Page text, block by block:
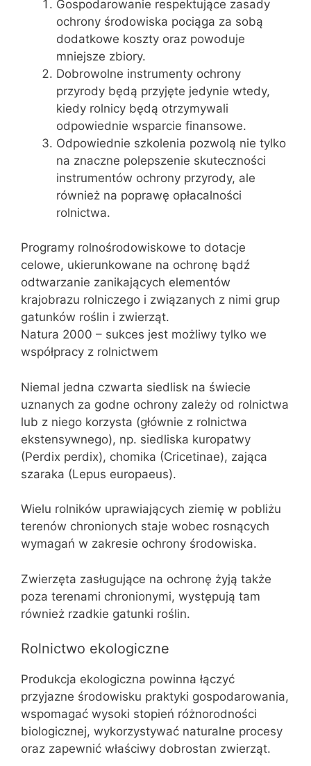
Gospodarowanie respektujące zasady
ochrony środowiska pociąga za sobą
dodatkowe koszty oraz powoduje
mniejsze zbiory.
Dobrowolne instrumenty ochrony
przyrody będą przyjęte jedynie wtedy,
kiedy rolnicy będą otrzymywali
odpowiednie wsparcie finansowe.
Odpowiednie szkolenia pozwolą nie tylko
na znaczne polepszenie skuteczności
instrumentów ochrony przyrody, ale
również na poprawę opłacalności
rolnictwa.
Programy rolnośrodowiskowe to dotacje
celowe, ukierunkowane na ochronę bądź
odtwarzanie zanikających elementów
krajobrazu rolniczego i związanych z nimi grup
gatunków roślin i zwierząt.
Natura 2000 – sukces jest możliwy tylko we
współpracy z rolnictwem
Niemal jedna czwarta siedlisk na świecie
uznanych za godne ochrony zależy od rolnictwa
lub z niego korzysta (głównie z rolnictwa
ekstensywnego), np. siedliska kuropatwy
(Perdix perdix), chomika (Cricetinae), zająca
szaraka (Lepus europaeus).
Wielu rolników uprawiających ziemię w pobliżu
terenów chronionych staje wobec rosnących
wymagań w zakresie ochrony środowiska.
Zwierzęta zasługujące na ochronę żyją także
poza terenami chronionymi, występują tam
również rzadkie gatunki roślin.
Rolnictwo ekologiczne
Produkcja ekologiczna powinna łączyć
przyjazne środowisku praktyki gospodarowania,
wspomagać wysoki stopień różnorodności
biologicznej, wykorzystywać naturalne procesy
oraz zapewnić właściwy dobrostan zwierząt.